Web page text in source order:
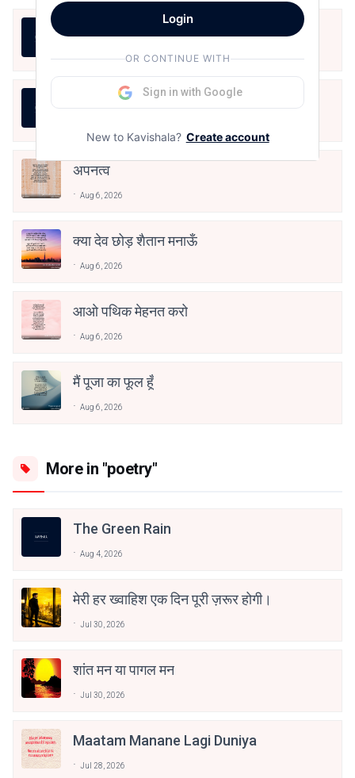
LIFE IS LIKE THAT
जीवन का रिश्ता
अपनत्व
Aug 6, 2026
क्या देव छोड़ शैतान मनाऊँ
Aug 6, 2026
आओ पथिक मेहनत करो
Aug 6, 2026
मैं पूजा का फूल हूँ
Aug 6, 2026
More in "poetry"
The Green Rain
Aug 4, 2026
मेरी हर ख्वाहिश एक दिन पूरी ज़रूर होगी।
Jul 30, 2026
शांत मन या पागल मन
Jul 30, 2026
Maatam Manane Lagi Duniya
Jul 28, 2026
Login
OR CONTINUE WITH
Sign in with Google
New to Kavishala? Create account